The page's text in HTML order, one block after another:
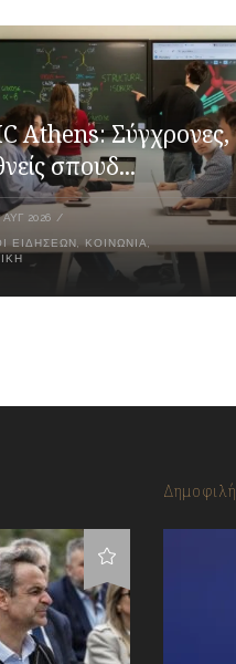
Athens: Σύγχρονες,
σπουδ...
ΑΥΓ 2026
ΕΙΔΉΣΕΩΝ ΚΟΙΝΩΝΊΑ
Δημοφιλή